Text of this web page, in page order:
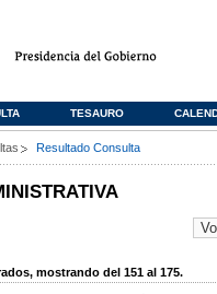
TESAURO
Resultado Consulta
mostrando del 151 al 175.